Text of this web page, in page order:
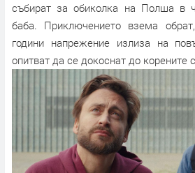
събират за обиколка на Полша в
баба. Приключението взема
години напрежение излиза на
опитват да се докоснат до корените